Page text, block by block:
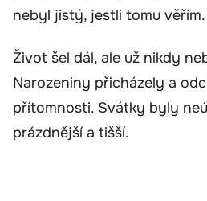
nebyl jistý, jestli tomu věřím.
Život šel dál, ale už nikdy
Narozeniny přicházely a
přítomnosti. Svátky byly
prázdnější a tišší.